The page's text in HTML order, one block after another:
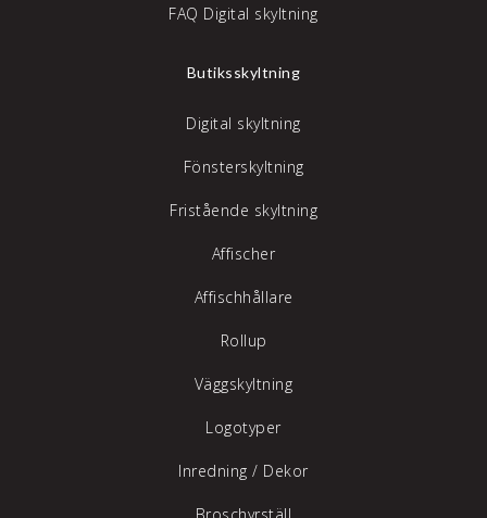
FAQ Digital skyltning
Butiksskyltning
Digital skyltning
Fönsterskyltning
Fristående skyltning
Affischer
Affischhållare
Rollup
Väggskyltning
Logotyper
Inredning / Dekor